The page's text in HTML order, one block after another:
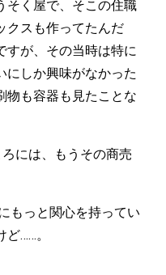
そく屋で、そこの住職
クスも作ってたんだ
すが、その当時は特に
にしか興味がなかった
物も容器も見たことな
には、もうその商売
もっと関心を持ってい
……。